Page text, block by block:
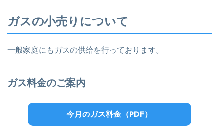
ガスの小売りについて
一般家庭にもガスの供給を行っております。
ガス料金のご案内
今月のガス料金（PDF）